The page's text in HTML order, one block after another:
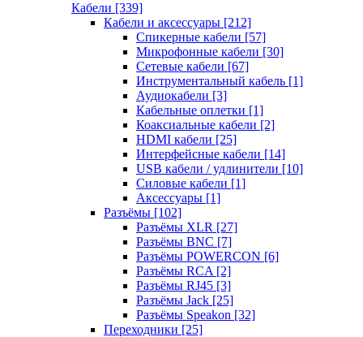
Кабели [339]
Кабели и аксессуары [212]
Спикерные кабели [57]
Микрофонные кабели [30]
Сетевые кабели [67]
Инструментальный кабель [1]
Аудиокабели [3]
Кабельные оплетки [1]
Коаксиальные кабели [2]
HDMI кабели [25]
Интерфейсные кабели [14]
USB кабели / удлинители [10]
Силовые кабели [1]
Аксессуары [1]
Разъёмы [102]
Разъёмы XLR [27]
Разъёмы BNC [7]
Разъёмы POWERCON [6]
Разъёмы RCA [2]
Разъёмы RJ45 [3]
Разъёмы Jack [25]
Разъёмы Speakon [32]
Переходники [25]